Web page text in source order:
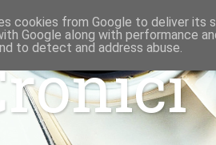
cookies from Google to deliver its
Google along with performance
to detect and address abuse.